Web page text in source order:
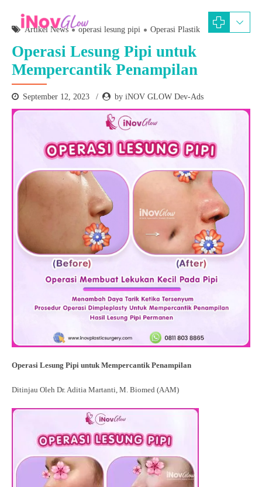
Artikel News operasi lesung pipi Operasi Plastik
Operasi Lesung Pipi untuk
Mempercantik Penampilan
September 12, 2023 by iNOV GLOW Dev-Ads
Operasi Lesung Pipi untuk Mempercantik Penampilan
Ditinjau Oleh Dr. Aditia Martanti, M. Biomed (AAM)